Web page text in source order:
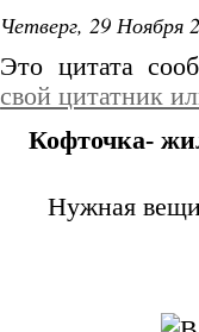
Четверг, 29 Ноября
Это цитата
свой цитатник
Кофточка-
Нужная